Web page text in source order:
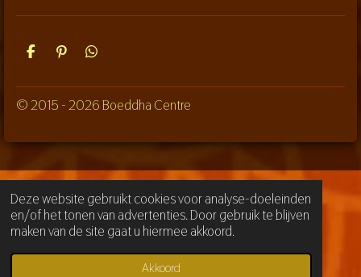
Deze website gebruikt cookies voor analyse-doeleinden
en/of het tonen van advertenties. Door gebruik te blijven
maken van de site gaat u hiermee akkoord.
Akkoord
D
l
e
n
P
n
D
l
e
n
© 2015 - 2026 Boeddha Centre